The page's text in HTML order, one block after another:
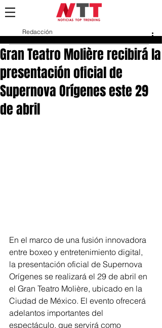
Gran Teatro Molière recibirá la
presentación oficial de
Supernova Orígenes este 29
de abril
Redacción
En el marco de una fusión innovadora
entre boxeo y entretenimiento digital,
la presentación oficial de Supernova
Orígenes se realizará el 29 de abril en
el Gran Teatro Molière, ubicado en la
Ciudad de México. El evento ofrecerá
adelantos importantes del
espectáculo, que servirá como